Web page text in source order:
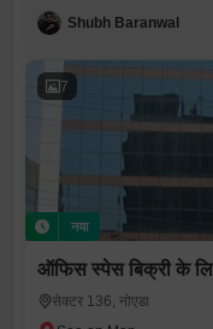
Shubh Baranwal
7
नया
ऑफिस स्पेस बिक्री के
सेक्टर 136, नोएडा